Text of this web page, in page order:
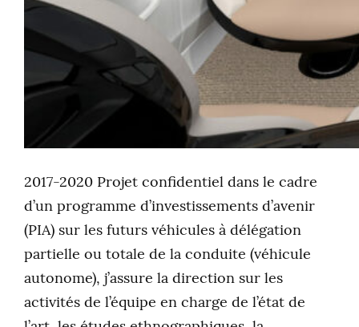
2017-2020 Projet confidentiel dans le cadre
d’un programme d’investissements d’avenir
(PIA) sur les futurs véhicules à délégation
partielle ou totale de la conduite (véhicule
autonome), j’assure la direction sur les
activités de l’équipe en charge de l’état de